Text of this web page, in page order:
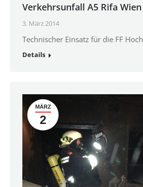
Verkehrsunfall A5 Rifa Wien
3. März 2014
Technischer Einsatz für die FF
Details
MÄRZ
2